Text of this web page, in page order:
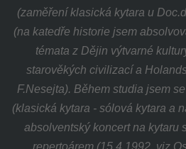
(zaměření klasická kytara u
(na katedře historie jsem
témata z Dějin výtvarné
starověkých civilizací a
F.Nesejta). Během studia jsem
(klasická kytara - sólová kytara a
absolventský koncert na kytaru
repertoárem (15.4.1992, viz